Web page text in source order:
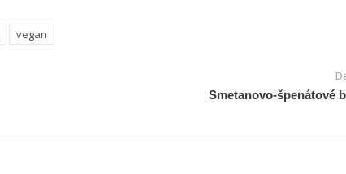
vegan
Smetanovo-špenátové